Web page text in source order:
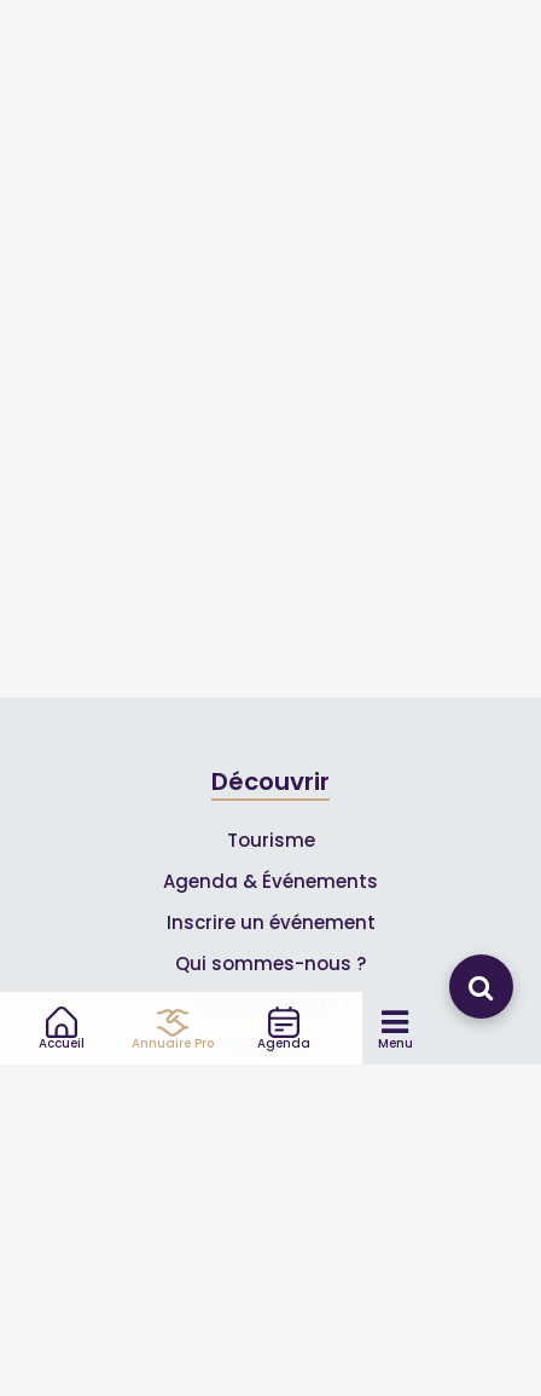
Accueil Annuaire Pro Agenda Menu
Découvrir
Tourisme
Agenda & Événements
Inscrire un événement
Qui sommes-nous ?
Rejoignez-nous !
Partenaires